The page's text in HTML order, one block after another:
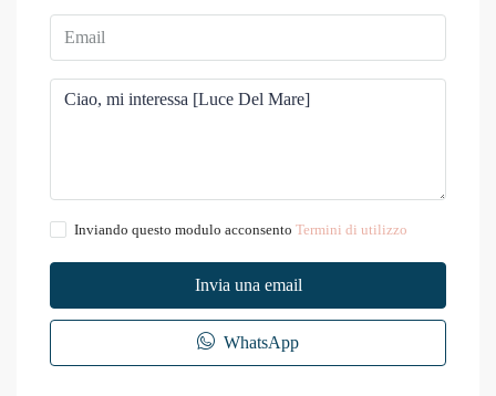
Inviando questo modulo acconsento Termini di utilizzo
Invia una email
WhatsApp